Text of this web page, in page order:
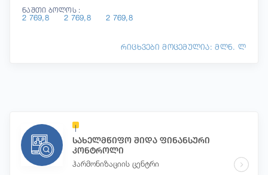
ნაშთი ბოლოს :
2 769,8 2 769,8 2 769,8
რიცხვები მოცემულია: მლნ. ლ
სახელმწიფო შიდა ფინანსური
კონტროლი
ჰარმონიზაციის ცენტრი